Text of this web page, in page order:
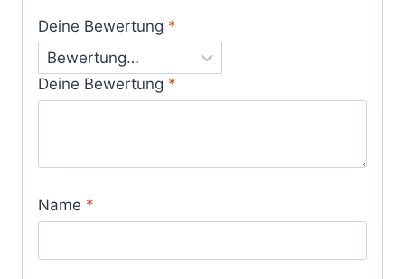
Deine Bewertung *
Deine Bewertung *
Name *